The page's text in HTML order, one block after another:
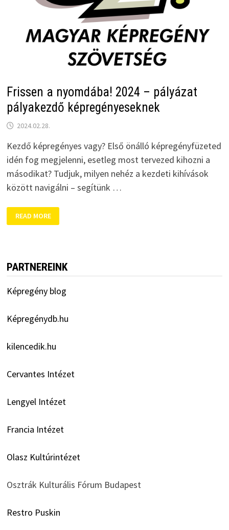
Frissen a nyomdába! 2024 – pályázat
pályakezdő képregényeseknek
2024.02.28.
Kezdő képregényes vagy? Első önálló képregényfüzeted
idén fog megjelenni, esetleg most tervezed kihozni a
másodikat? Tudjuk, milyen nehéz a kezdeti kihívások
között navigálni – segítünk …
A
NYOMDÁBA!
KÉPREGÉNYESEKNEK
READ MORE
PARTNEREINK
Képregény blog
Képregénydb.hu
kilencedik.hu
Cervantes Intézet
Lengyel Intézet
Francia Intézet
Olasz Kultúrintézet
Osztrák Kulturális Fórum Budapest
Restro Puskin